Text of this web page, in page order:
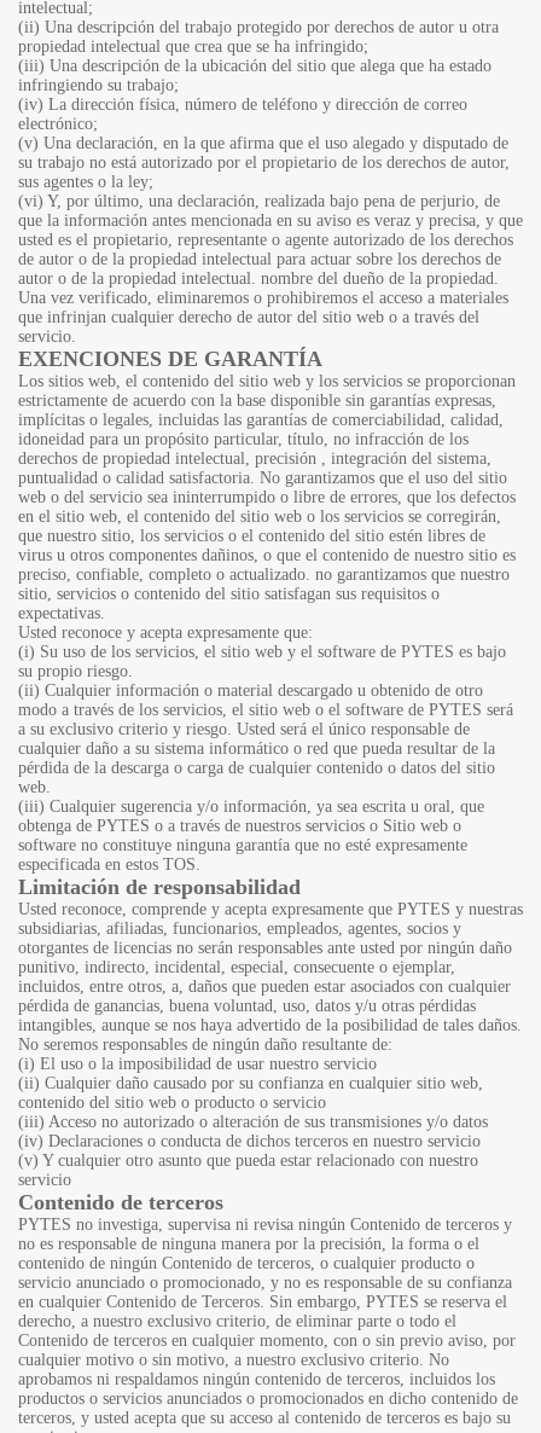
intelectual;
(ii) Una descripción del trabajo protegido por derechos de autor u otra
propiedad intelectual que crea que se ha infringido;
(iii) Una descripción de la ubicación del sitio que alega que ha estado
infringiendo su trabajo;
(iv) La dirección física, número de teléfono y dirección de correo
electrónico;
(v) Una declaración, en la que afirma que el uso alegado y disputado de
su trabajo no está autorizado por el propietario de los derechos de autor,
sus agentes o la ley;
(vi) Y, por último, una declaración, realizada bajo pena de perjurio, de
que la información antes mencionada en su aviso es veraz y precisa, y que
usted es el propietario, representante o agente autorizado de los derechos
de autor o de la propiedad intelectual para actuar sobre los derechos de
autor o de la propiedad intelectual. nombre del dueño de la propiedad.
Una vez verificado, eliminaremos o prohibiremos el acceso a materiales
que infrinjan cualquier derecho de autor del sitio web o a través del
servicio.
EXENCIONES DE GARANTÍA
Los sitios web, el contenido del sitio web y los servicios se proporcionan
estrictamente de acuerdo con la base disponible sin garantías expresas,
implícitas o legales, incluidas las garantías de comerciabilidad, calidad,
idoneidad para un propósito particular, título, no infracción de los
derechos de propiedad intelectual, precisión , integración del sistema,
puntualidad o calidad satisfactoria. No garantizamos que el uso del sitio
web o del servicio sea ininterrumpido o libre de errores, que los defectos
en el sitio web, el contenido del sitio web o los servicios se corregirán,
que nuestro sitio, los servicios o el contenido del sitio estén libres de
virus u otros componentes dañinos, o que el contenido de nuestro sitio es
preciso, confiable, completo o actualizado. no garantizamos que nuestro
sitio, servicios o contenido del sitio satisfagan sus requisitos o
expectativas.
Usted reconoce y acepta expresamente que:
(i) Su uso de los servicios, el sitio web y el software de PYTES es bajo
su propio riesgo.
(ii) Cualquier información o material descargado u obtenido de otro
modo a través de los servicios, el sitio web o el software de PYTES será
a su exclusivo criterio y riesgo. Usted será el único responsable de
cualquier daño a su sistema informático o red que pueda resultar de la
pérdida de la descarga o carga de cualquier contenido o datos del sitio
web.
(iii) Cualquier sugerencia y/o información, ya sea escrita u oral, que
obtenga de PYTES o a través de nuestros servicios o Sitio web o
software no constituye ninguna garantía que no esté expresamente
especificada en estos TOS.
Limitación de responsabilidad
Usted reconoce, comprende y acepta expresamente que PYTES y nuestras
subsidiarias, afiliadas, funcionarios, empleados, agentes, socios y
otorgantes de licencias no serán responsables ante usted por ningún daño
punitivo, indirecto, incidental, especial, consecuente o ejemplar,
incluidos, entre otros, a, daños que pueden estar asociados con cualquier
pérdida de ganancias, buena voluntad, uso, datos y/u otras pérdidas
intangibles, aunque se nos haya advertido de la posibilidad de tales daños.
No seremos responsables de ningún daño resultante de:
(i) El uso o la imposibilidad de usar nuestro servicio
(ii) Cualquier daño causado por su confianza en cualquier sitio web,
contenido del sitio web o producto o servicio
(iii) Acceso no autorizado o alteración de sus transmisiones y/o datos
(iv) Declaraciones o conducta de dichos terceros en nuestro servicio
(v) Y cualquier otro asunto que pueda estar relacionado con nuestro
servicio
Contenido de terceros
PYTES no investiga, supervisa ni revisa ningún Contenido de terceros y
no es responsable de ninguna manera por la precisión, la forma o el
contenido de ningún Contenido de terceros, o cualquier producto o
servicio anunciado o promocionado, y no es responsable de su confianza
en cualquier Contenido de Terceros. Sin embargo, PYTES se reserva el
derecho, a nuestro exclusivo criterio, de eliminar parte o todo el
Contenido de terceros en cualquier momento, con o sin previo aviso, por
cualquier motivo o sin motivo, a nuestro exclusivo criterio. No
aprobamos ni respaldamos ningún contenido de terceros, incluidos los
productos o servicios anunciados o promocionados en dicho contenido de
terceros, y usted acepta que su acceso al contenido de terceros es bajo su